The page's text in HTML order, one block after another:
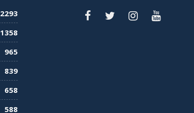
2293
1358
965
839
658
588